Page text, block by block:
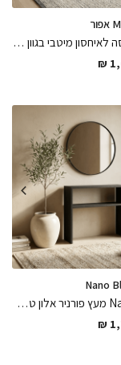
קונסולת כניסה לאיחסון מיטבי בגוון אפור בהיר בשילוב ידיות ורגלי מתכת דקיקות צבועות בתנור בגוון שחור מט במגוון מידות לבחירה, הפתרון האלגנטי לחלל
₪
קונסולת Nano מעץ פורניר אלון טבעי בעובי 3 ס"מ מלוטש לגימור חלק במיוחד וצבוע באפוקסי שחור מט בגדלים שונים לבחירה
₪